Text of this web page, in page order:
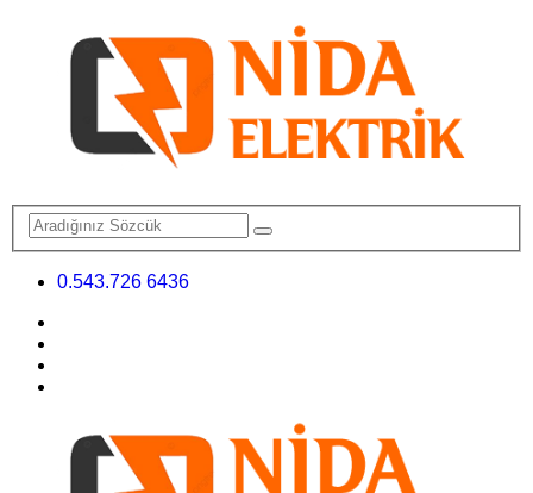
0.543.726 6436